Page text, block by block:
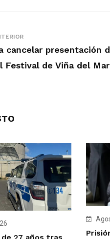
cancelar presentación
Festival de Viña del